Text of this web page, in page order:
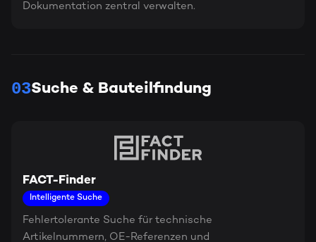
Dokumentation zentral verwalten.
03Suche & Bauteilfindung
FACT-Finder
Intelligente Suche
Fehlertolerante Suche für technische
Artikelnummern, OE-Referenzen und